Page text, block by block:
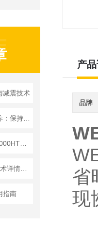
减震技术
指南
产
品牌
省
现